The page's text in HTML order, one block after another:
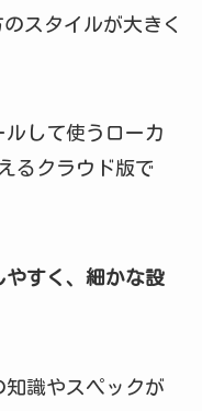
スタイルが大きく
ルして使うローカ
るクラウド版で
やすく、細かな設
識やスペックが